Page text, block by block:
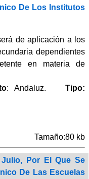
De Los Institutos
de aplicación a los
dependientes
en materia de
: Andaluz.Tipo:
Tamaño:80 kb
Julio, Por El Que Se
De Las Escuelas